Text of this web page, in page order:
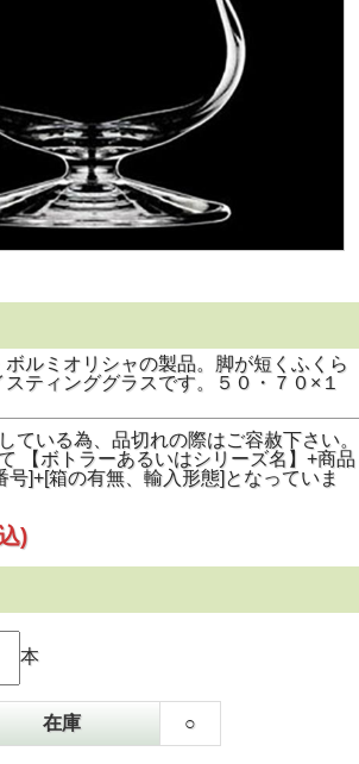
ルミオリシャの製品。脚が短くふくら
ティンググラスです。５０・７０×１
ている為、品切れの際はご容赦下さい。
【ボトラーあるいはシリーズ名】+商品
号]+[箱の有無、輸入形態]となっていま
)
本
在庫 ○